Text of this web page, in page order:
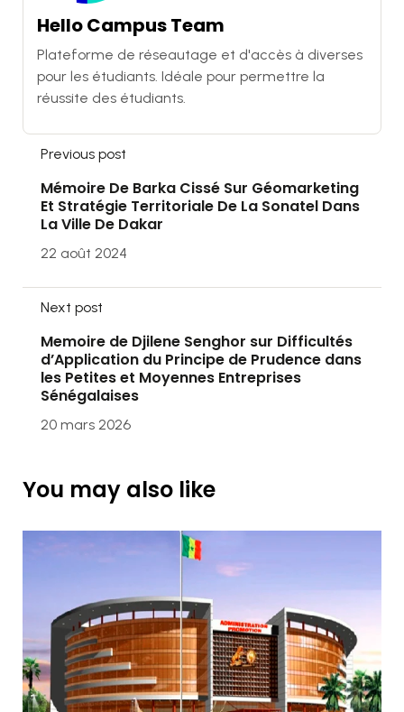
Hello Campus Team
Plateforme de réseautage et d'accès à diverses
pour les étudiants. Idéale pour permettre la
réussite des étudiants.
Previous post
Mémoire De Barka Cissé Sur Géomarketing
Et Stratégie Territoriale De La Sonatel Dans
La Ville De Dakar
22 août 2024
Next post
Memoire de Djilene Senghor sur Difficultés
d’Application du Principe de Prudence dans
les Petites et Moyennes Entreprises
Sénégalaises
20 mars 2026
You may also like